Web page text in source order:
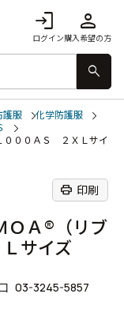
login
ログイン
person
購入希望の方
search
護服
化学防護服
００ＡＳ ２ＸＬサイ
print 印刷
Ａ®（リブ
サイズ
03-3245-5857